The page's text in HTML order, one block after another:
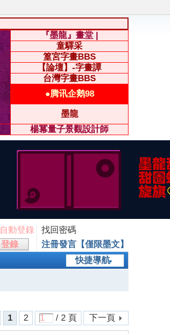
『墨龍』畫堂 |
童驛采
篁宮字畫BBS
【論壇】-字畫譚
台灣字畫BBS
●腾讯企鹅98
墨龍
楊冪量子景觀設計師
自動登錄
找回密碼
登錄
注冊發言【僅限墨文】
快捷導航
1
2 / 2 頁 下一頁